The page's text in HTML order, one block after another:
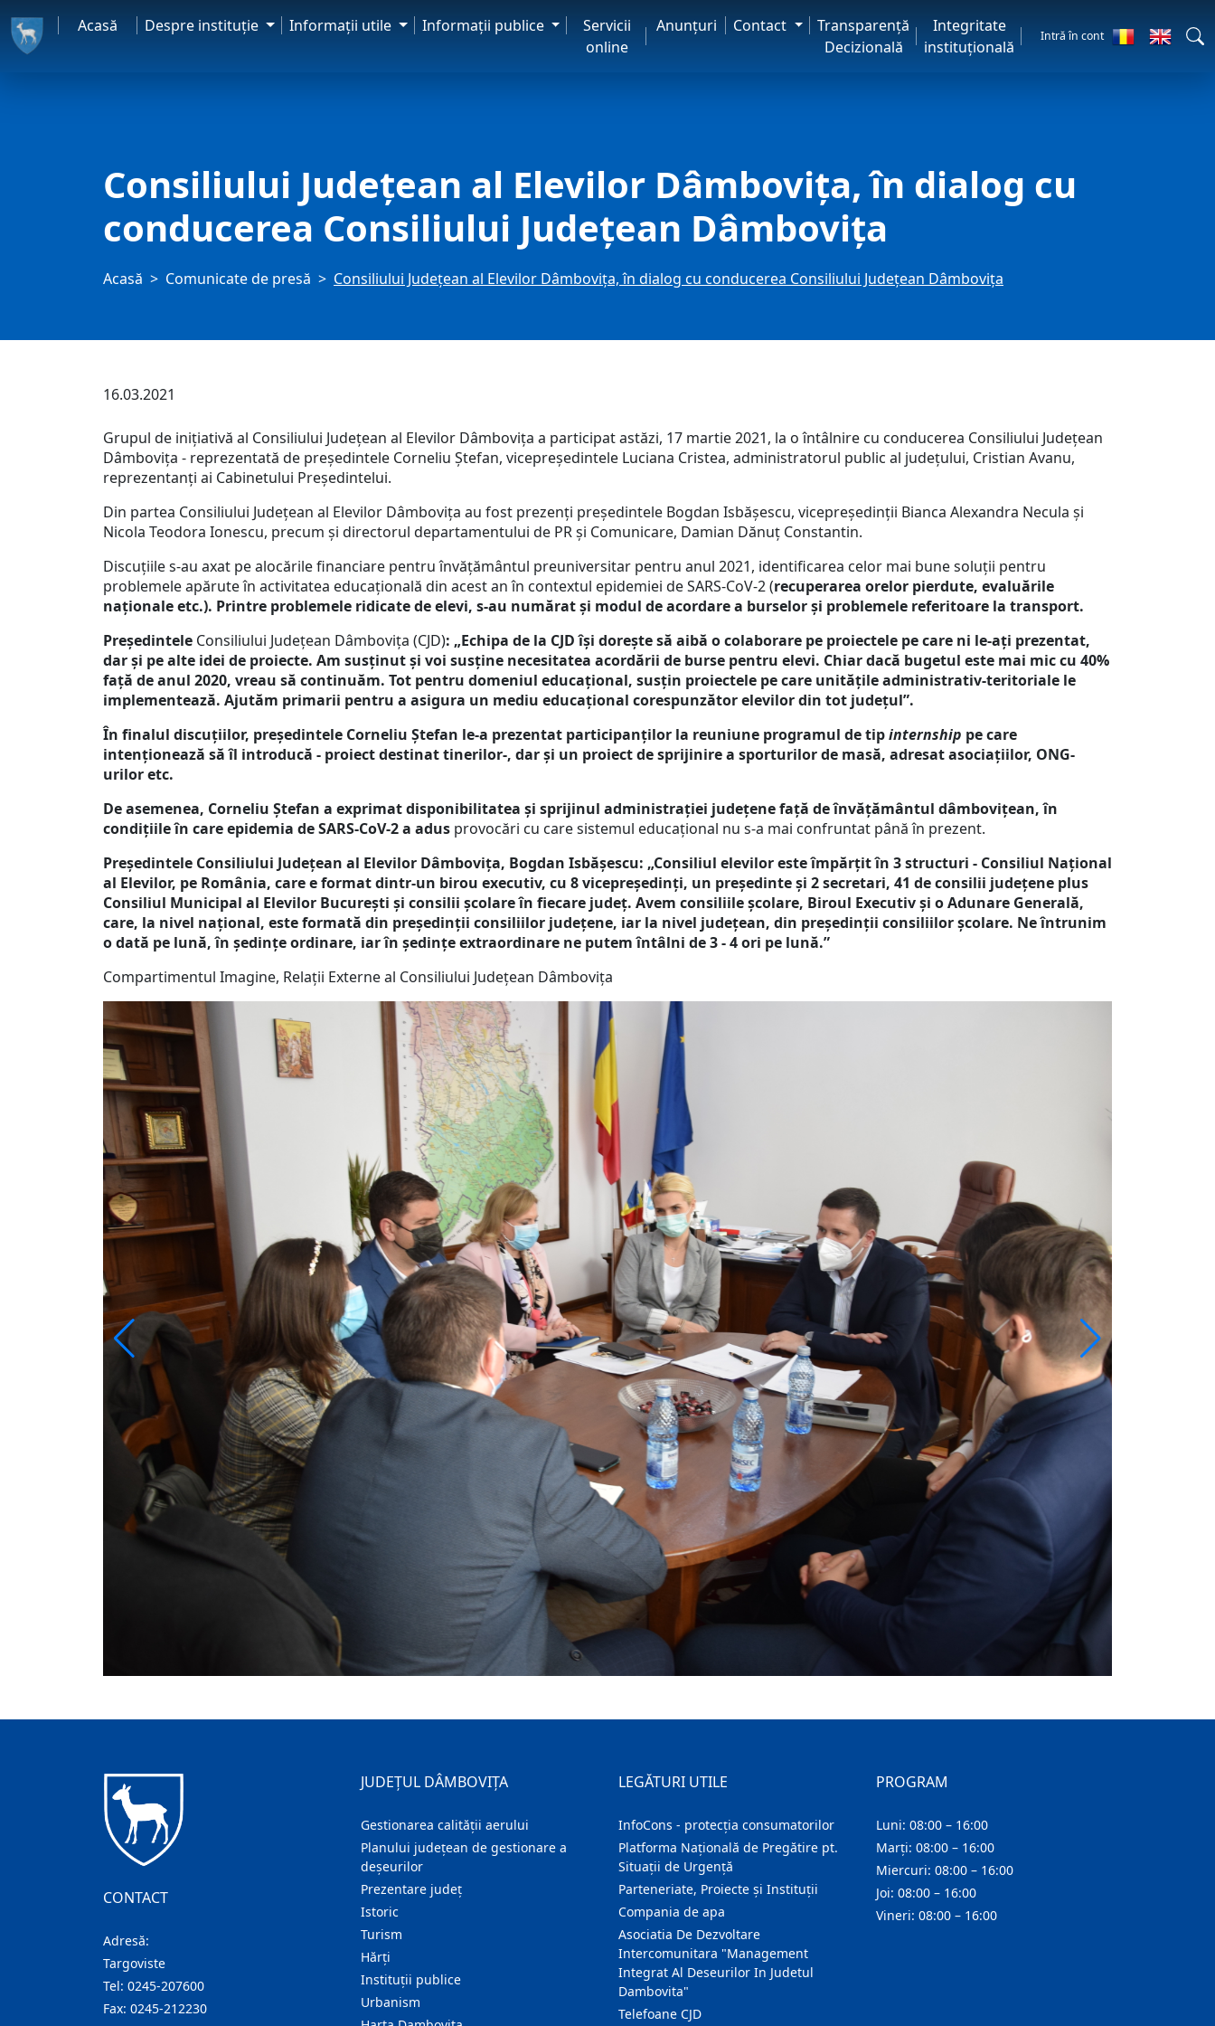
Acasă Despre instituţie Informaţii utile Informaţii publice
Servicii
online
Anunţuri Contact
Transparență
Decizională
Integritate
instituțională
Intră în cont
Consiliului Județean al Elevilor Dâmbovița, în dialog cu
conducerea Consiliului Județean Dâmbovița
Acasă Comunicate de presă Consiliului Județean al Elevilor Dâmbovița, în dialog cu conducerea Consiliului Județean Dâmbovița
16.03.2021
Grupul de inițiativă al Consiliului Județean al Elevilor Dâmbovița a participat astăzi, 17 martie 2021, la o întâlnire cu conducerea Consiliului Județean
Dâmbovița - reprezentată de președintele Corneliu Ștefan, vicepreședintele Luciana Cristea, administratorul public al județului, Cristian Avanu,
reprezentanți ai Cabinetului Președintelui.
Din partea Consiliului Județean al Elevilor Dâmbovița au fost prezenți președintele Bogdan Isbășescu, vicepreședinții Bianca Alexandra Necula și
Nicola Teodora Ionescu, precum și directorul departamentului de PR și Comunicare, Damian Dănuț Constantin.
Discuțiile s-au axat pe alocările financiare pentru învățământul preuniversitar pentru anul 2021, identificarea celor mai bune soluții pentru
problemele apărute în activitatea educațională din acest an în contextul epidemiei de SARS-CoV-2 (recuperarea orelor pierdute, evaluările
naționale etc.). Printre problemele ridicate de elevi, s-au numărat și modul de acordare a burselor și problemele referitoare la transport.
Președintele Consiliului Județean Dâmbovița (CJD): „Echipa de la CJD își dorește să aibă o colaborare pe proiectele pe care ni le-ați prezentat,
dar și pe alte idei de proiecte. Am susținut și voi susține necesitatea acordării de burse pentru elevi. Chiar dacă bugetul este mai mic cu 40%
față de anul 2020, vreau să continuăm. Tot pentru domeniul educațional, susțin proiectele pe care unitățile administrativ-teritoriale le
implementează. Ajutăm primarii pentru a asigura un mediu educațional corespunzător elevilor din tot județul”.
În finalul discuțiilor, președintele Corneliu Ștefan le-a prezentat participanților la reuniune programul de tipinternship pe care
intenționează să îl introducă - proiect destinat tinerilor-, dar și un proiect de sprijinire a sporturilor de masă, adresat asociațiilor, ONG-
urilor etc.
De asemenea, Corneliu Ștefan a exprimat disponibilitatea și sprijinul administrației județene față de învățământul dâmbovițean, în
condițiile în care epidemia de SARS-CoV-2 a adus provocări cu care sistemul educațional nu s-a mai confruntat până în prezent.
Președintele Consiliului Județean al Elevilor Dâmbovița, Bogdan Isbășescu: „Consiliul elevilor este împărțit în 3 structuri - Consiliul Național
al Elevilor, pe România, care e format dintr-un birou executiv, cu 8 vicepreședinți, un președinte și 2 secretari, 41 de consilii județene plus
Consiliul Municipal al Elevilor București și consilii școlare în fiecare județ. Avem consiliile școlare, Biroul Executiv și o Adunare Generală,
care, la nivel național, este formată din președinții consiliilor județene, iar la nivel județean, din președinții consiliilor școlare. Ne întrunim
o dată pe lună, în ședințe ordinare, iar în ședințe extraordinare ne putem întâlni de 3 - 4 ori pe lună.”
Compartimentul Imagine, Relații Externe al Consiliului Județean Dâmbovița
CONTACT
Adresă:
Targoviste
Tel: 0245-207600
Fax: 0245-212230
JUDEȚUL DÂMBOVIȚA
Gestionarea calității aerului
Planului județean de gestionare a
deșeurilor
Prezentare judeţ
Istoric
Turism
Hărţi
Instituţii publice
Urbanism
LEGĂTURI UTILE
InfoCons - protecția consumatorilor
Platforma Națională de Pregătire pt.
Situații de Urgență
Parteneriate, Proiecte și Instituții
Compania de apa
Asociatia De Dezvoltare
Intercomunitara "Management
Integrat Al Deseurilor In Judetul
Dambovita"
Telefoane CJD
PROGRAM
Luni: 08:00 – 16:00
Marți: 08:00 – 16:00
Miercuri: 08:00 – 16:00
Joi: 08:00 – 16:00
Vineri: 08:00 – 16:00